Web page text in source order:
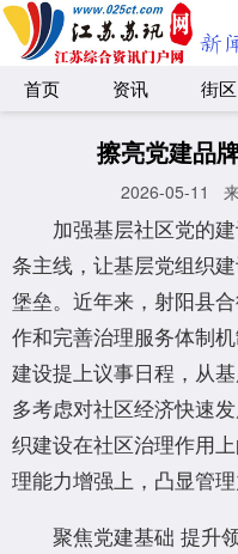
首页 资讯 街区
擦亮党建品
2026-05-11
加强基层社区党的
条主线，让基层党组织
堡垒。近年来，射阳县
作和完善治理服务体制
建设提上议事日程，从
多考虑对社区经济快速
织建设在社区治理作用
理能力增强上，凸显管理
聚焦党建基础 提升